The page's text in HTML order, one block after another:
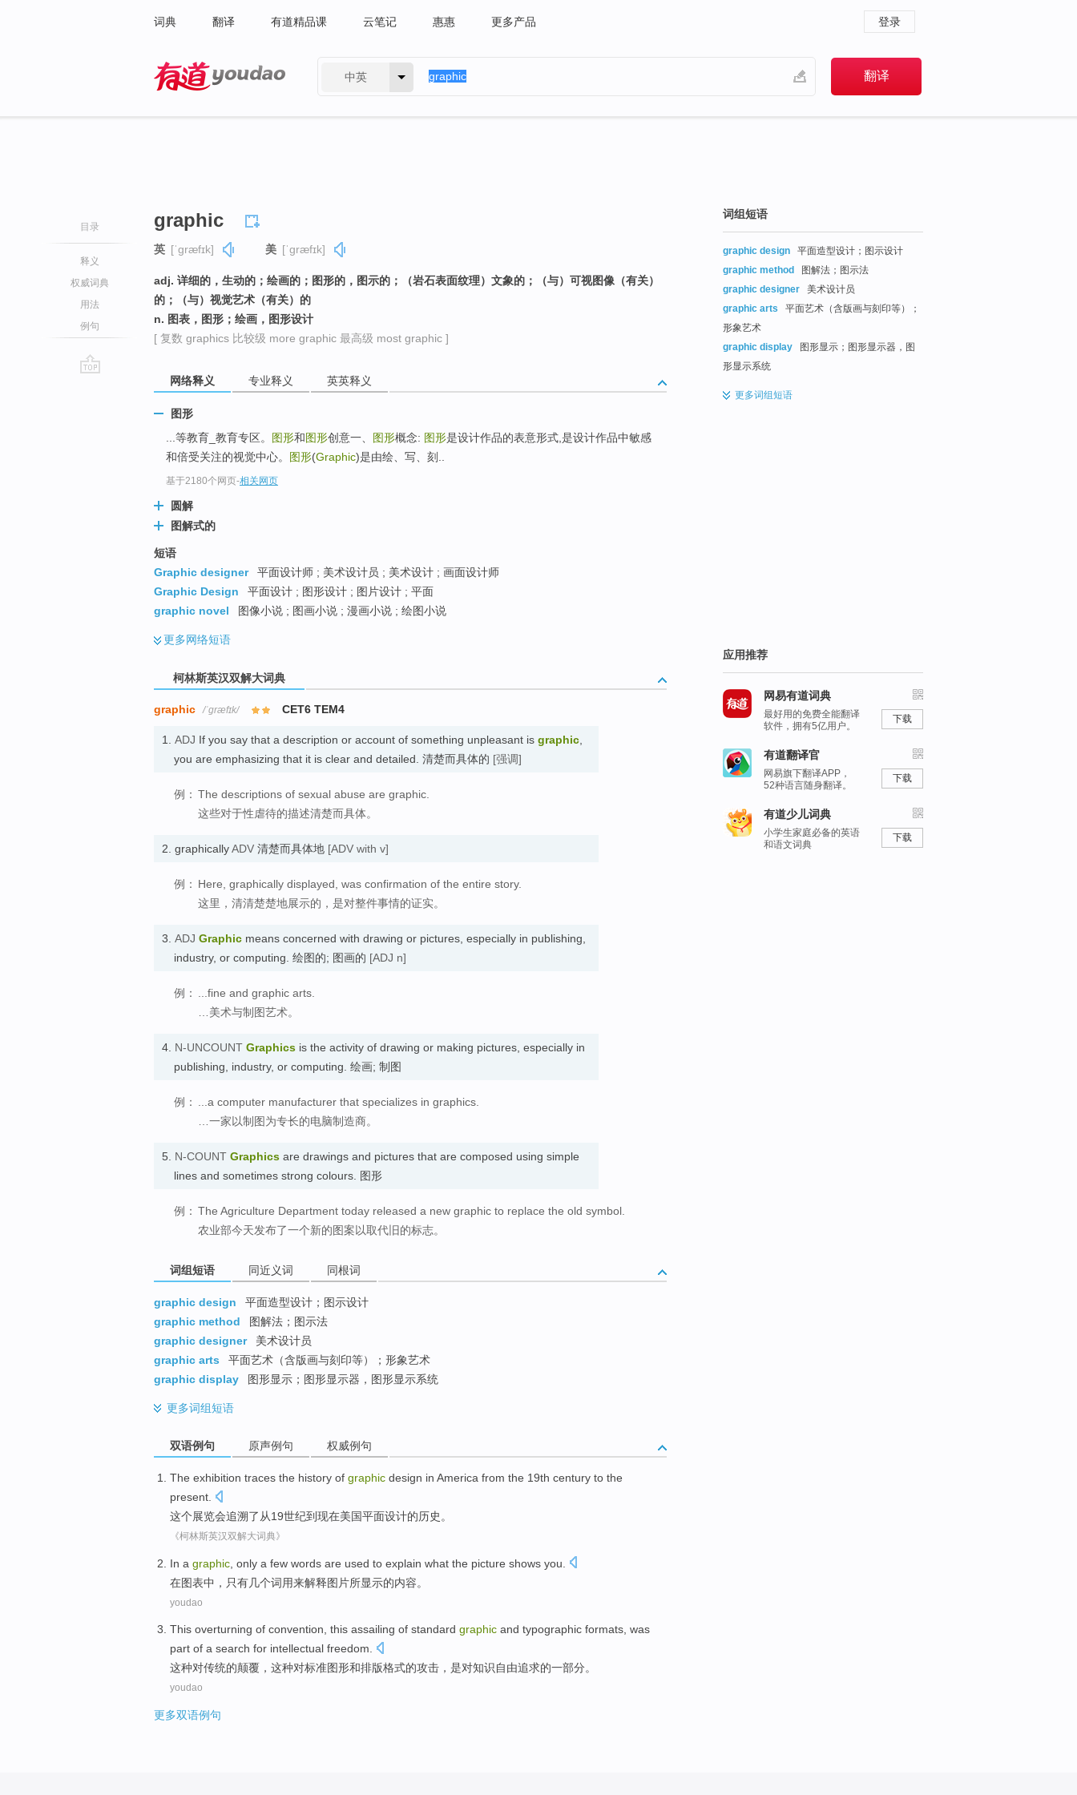
词典 翻译 有道精品课 云笔记 惠惠 更多产品 登录
中英
目录
释义
权威词典
用法
例句
graphic
英 [ˈɡræfɪk] 美 [ˈɡræfɪk]
adj. 详细的，生动的；绘画的；图形的，图示的；（岩石表面纹理）文象的；（与）可视图像（有关）
的；（与）视觉艺术（有关）的
n. 图表，图形；绘画，图形设计
[ 复数 graphics 比较级 more graphic 最高级 most graphic ]
网络释义 专业释义 英英释义
图形
...等教育_教育专区。 图形和图形创意一、 图形概念: 图形是设计作品的表意形式,是设计作品中敏感
和倍受关注的视觉中心。 图形(Graphic)是由绘、写、刻..
基于2180个网页-相关网页
圆解
图解式的
短语
Graphic designer
平面设计师 ; 美术设计员 ; 美术设计 ; 画面设计师
Graphic Design
平面设计 ; 图形设计 ; 图片设计 ; 平面
graphic novel
图像小说 ; 图画小说 ; 漫画小说 ; 绘图小说
更多网络短语
柯林斯英汉双解大词典
graphic /ˈɡræfɪk/ CET6 TEM4
1. ADJ If you say that a description or account of something unpleasant is graphic,
you are emphasizing that it is clear and detailed. 清楚而具体的 [强调]
例： The descriptions of sexual abuse are graphic.
这些对于性虐待的描述清楚而具体。
2. graphicallyADV 清楚而具体地 [ADV with v]
例： Here, graphically displayed, was confirmation of the entire story.
这里，清清楚楚地展示的，是对整件事情的证实。
3. ADJ Graphic means concerned with drawing or pictures, especially in publishing,
industry, or computing. 绘图的; 图画的 [ADJ n]
例： ...fine and graphic arts.
…美术与制图艺术。
4. N-UNCOUNT Graphics is the activity of drawing or making pictures, especially in
publishing, industry, or computing. 绘画; 制图
例： ...a computer manufacturer that specializes in graphics.
…一家以制图为专长的电脑制造商。
5. N-COUNT Graphics are drawings and pictures that are composed using simple
lines and sometimes strong colours. 图形
例： The Agriculture Department today released a new graphic to replace the old symbol.
农业部今天发布了一个新的图案以取代旧的标志。
词组短语 同近义词 同根词
graphic design
平面造型设计；图示设计
graphic method
图解法；图示法
graphic designer
美术设计员
graphic arts
平面艺术（含版画与刻印等）；形象艺术
graphic display
图形显示；图形显示器，图形显示系统
更多词组短语
双语例句 原声例句 权威例句
The exhibition traces the history of graphic design in America from the 19th century to the
present
这个展览会追溯了 从19世纪到现在美国平面设计的历史 。
《柯林斯英汉双解大词典》
In a graphic only a few words are used to explain what the picture shows you.
在图表中， 只有几个词 用来解释图片所显示的内容。
youdao
This overturning of convention, this assailing of standard graphic and typographic formats, was
part of a search for intellectual freedom.
这种对传统的颠覆 ，这种对标准图形和排版格式的攻击， 是对知识自由追求的一部分。
youdao
更多双语例句
词组短语
graphic design
平面造型设计；图示设计
graphic method
图解法；图示法
graphic designer
美术设计员
graphic arts
平面艺术（含版画与刻印等）；
形象艺术
graphic display
图形显示；图形显示器，图
形显示系统
更多词组短语
应用推荐